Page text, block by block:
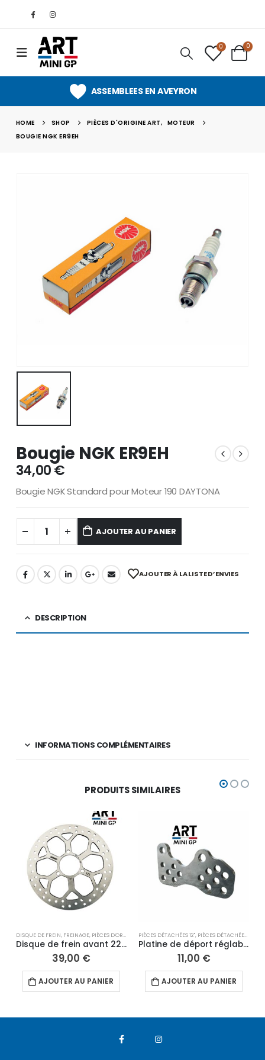
0 0
ASSEMBLEES EN AVEYRON
HOME SHOP PIÈCES D'ORIGINE ART, MOTEUR
BOUGIE NGK ER9EH
Bougie NGK ER9EH
34,00€
Bougie NGK Standard pour Moteur 190 DAYTONA
AJOUTER AU PANIER
AJOUTER À LA LISTE D’ENVIES
DESCRIPTION
INFORMATIONS COMPLÉMENTAIRES
PRODUITS SIMILAIRES
DISQUE DE FREIN, FREINAGE, PIÈCES D'ORIGINE ART ,PIÈCES DÉTACHÉES 12",ROUES
Disque de frein avant 220 mm VMC
39,00 €
AJOUTER AU PANIER
PIÈCES DÉTACHÉES 12", PIÈCES DÉTACHÉES ,
Platine de déport réglable
11,00 €
AJOUTER AU PANIER